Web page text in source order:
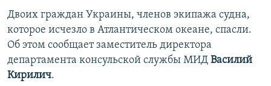
поискуИНФОГРАФИКА
ТЕЛЕПРОЕКТ КРЫМ.РЕАЛИИ
СОВЕТЫ ПРАВОЗАЩИТНИКОВ
ПРОПАВШИЕ БЕЗ ВЕСТИ
КАК ОБОЙТИ БЛОКИРОВКУ
Українською
Qırımtatar
Двоих граждан Украины, членов экипажа судна,
которое исчезло в Атлантическом океане, спасли.
Об этом сообщает заместитель директора
департамента консульской службы МИД Василий
Кирилич.